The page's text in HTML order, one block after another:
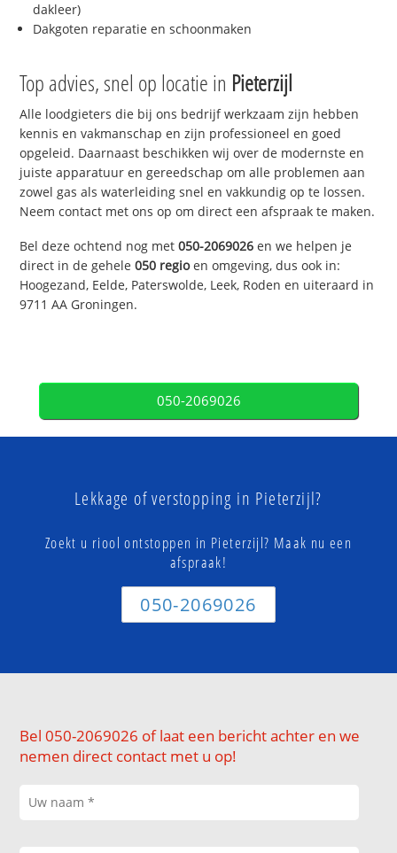
dakleer)
Dakgoten reparatie en schoonmaken
Top advies, snel op locatie in Pieterzijl
Alle loodgieters die bij ons bedrijf werkzaam zijn hebben
kennis en vakmanschap en zijn professioneel en goed
opgeleid. Daarnaast beschikken wij over de modernste en
juiste apparatuur en gereedschap om alle problemen aan
zowel gas als waterleiding snel en vakkundig op te lossen.
Neem contact met ons op om direct een afspraak te maken.
Bel deze ochtend nog met050-2069026 en we helpen je
direct in de gehele050 regioen omgeving, dus ook in:
Hoogezand, Eelde, Paterswolde, Leek, Roden en uiteraard in
9711 AA Groningen.
050-2069026
Lekkage of verstopping in Pieterzijl?
Zoekt u riool ontstoppen in Pieterzijl? Maak nu een
afspraak!
050-2069026
Bel 050-2069026 of laat een bericht achter en we
nemen direct contact met u op!